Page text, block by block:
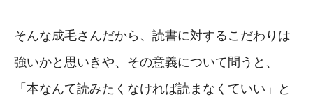
そんな成毛さんだから、読書に対するこだわりは
強いかと思いきや、その意義について問うと、
「本なんて読みたくなければ読まなくていい」と